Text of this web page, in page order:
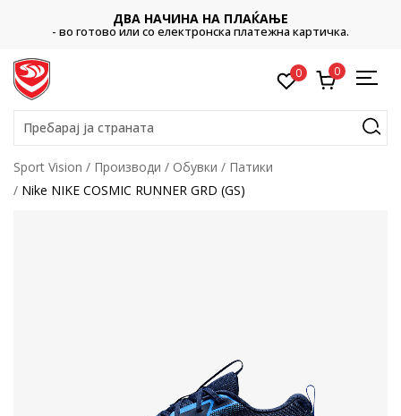
ДВА НАЧИНА НА ПЛАЌАЊЕ
- во готово или со електронска платежна картичка.
0 0
Пребарај ја страната
Sport Vision Производи Обувки
Патики
Nike NIKE COSMIC RUNNER GRD (GS)